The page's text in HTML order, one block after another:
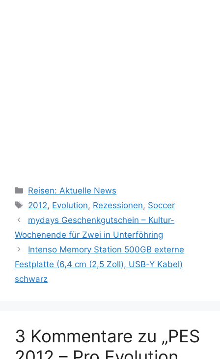
Kategorien
Reisen: Aktuelle News
Schlagwörter
2012, Evolution, Rezessionen, Soccer
mydays Geschenkgutschein – Kultur-
Wochenende für Zwei in Unterföhring
Intenso Memory Station 500GB externe
Festplatte (6,4 cm (2,5 Zoll), USB-Y Kabel)
schwarz
3 Kommentare zu „PES